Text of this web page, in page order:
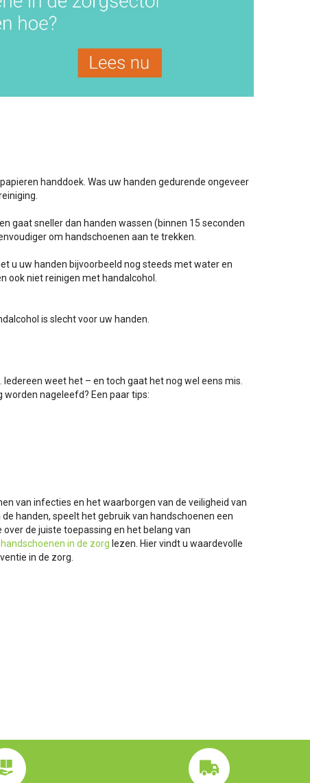
handdoek. Was uw handen gedurende ongeveer
gaat sneller dan handen wassen (binnen 15 seconden
om handschoenen aan te trekken.
u uw handen bijvoorbeeld nog steeds met water en
ook niet reinigen met handalcohol.
is slecht voor uw handen.
weet het – en toch gaat het nog wel eens mis.
nageleefd? Een paar tips:
van infecties en het waarborgen van de veiligheid van
handen, speelt het gebruik van handschoenen een
de juiste toepassing en het belang van
in de zorg lezen. Hier vindt u waardevolle
in de zorg.